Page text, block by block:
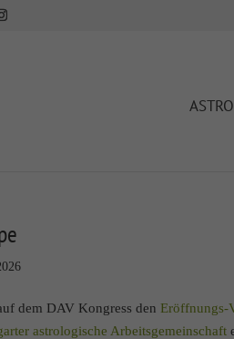
dem DAV Kongress den Eröffnungs-
astrologische Arbeitsgemeinschaft